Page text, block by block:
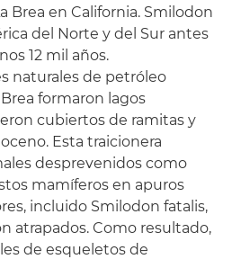
Brea en California. Smilodon
del Norte y del Sur antes
12 mil años.
naturales de petróleo
formaron lagos
cubiertos de ramitas y
Esta traicionera
desprevenidos como
mamíferos en apuros
incluido Smilodon fatalis,
atrapados. Como resultado,
de esqueletos de